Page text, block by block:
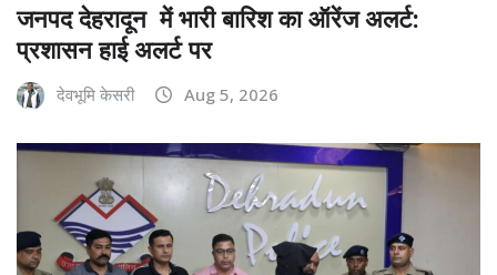
जनपद देहरादून में भारी बारिश का ऑरेंज अलर्ट:
प्रशासन हाई अलर्ट पर
देवभूमि केसरी Aug 5, 2026